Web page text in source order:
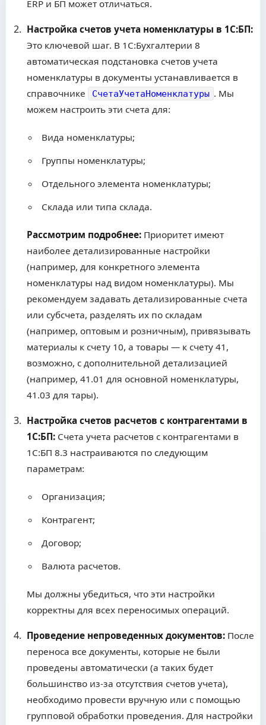
ERP и БП может отличаться.
Настройка счетов учета номенклатуры в 1С:БП:
Это ключевой шаг. В 1С:Бухгалтерии 8
автоматическая подстановка счетов учета
номенклатуры в документы устанавливается в
справочнике
СчетаУчетаНоменклатуры . Мы
можем настроить эти счета для:
Вида номенклатуры;
Группы номенклатуры;
Отдельного элемента номенклатуры;
Склада или типа склада.
Рассмотрим подробнее: Приоритет имеют
наиболее детализированные настройки
(например, для конкретного элемента
номенклатуры над видом номенклатуры). Мы
рекомендуем задавать детализированные счета
или субсчета, разделять их по складам
(например, оптовым и розничным), привязывать
материалы к счету 10, а товары — к счету 41,
возможно, с дополнительной детализацией
(например, 41.01 для основной номенклатуры,
41.03 для тары).
Настройка счетов расчетов с контрагентами в
1С:БП: Счета учета расчетов с контрагентами в
1С:БП 8.3 настраиваются по следующим
параметрам:
Организация;
Контрагент;
Договор;
Валюта расчетов.
Мы должны убедиться, что эти настройки
корректны для всех переносимых операций.
Проведение непроведенных документов: После
переноса все документы, которые не были
проведены автоматически (а таких будет
большинство из-за отсутствия счетов учета),
необходимо провести вручную или с помощью
групповой обработки проведения. Для настройки